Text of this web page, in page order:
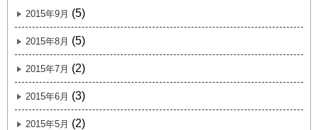
2015年9月 (5)
2015年8月 (5)
2015年7月 (2)
2015年6月 (3)
2015年5月 (2)